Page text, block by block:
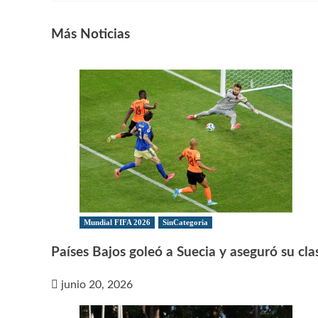
entradas
Más Noticias
Mundial FIFA 2026 SinCategoria
Países Bajos goleó a Suecia y aseguró su
junio 20, 2026